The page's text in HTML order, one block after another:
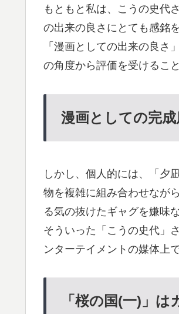
もともと私は、こうの史代
の出来の良さにとても感銘
「漫画としての出来の良
の角度から評価を受けるこ
漫画としての完
しかし、個人的には、「夕
物を複雑に組み合わせなが
る気の抜けたギャグを嫌味
そういった「こうの史代」
ンターテイメントの媒体上
「桜の国(一)」は